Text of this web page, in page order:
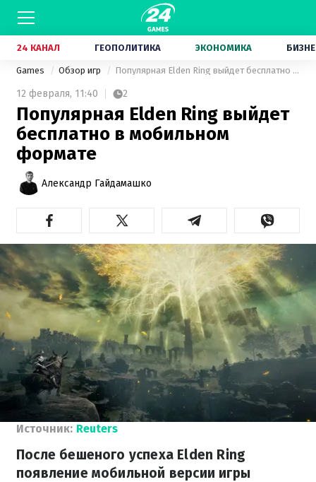
24 КАНАЛ ГЕОПОЛИТИКА ЭКОНОМИКА
Games Обзор игр Популярная Elden Ring выйдет бесплатно в мобильном формате
12 февраля, 11:40 2
Популярная Elden Ring выйдет
бесплатно в мобильном
формате
Александр Гайдамашко
Источник: Reuters
После бешеного успеха Elden Ring
появление мобильной версии игры